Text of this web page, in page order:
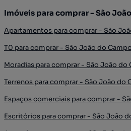
Imóveis para comprar - São
Apartamentos para comprar - São
T0 para comprar - São João do Campo
Moradias para comprar - São João do
Terrenos para comprar - São João do
Espaços comerciais para comprar -
Escritórios para comprar - São João